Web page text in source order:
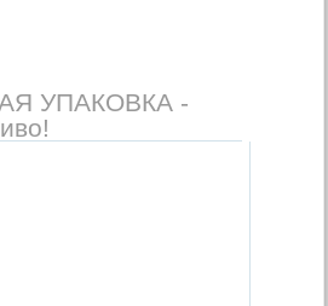
УПАКОВКА -